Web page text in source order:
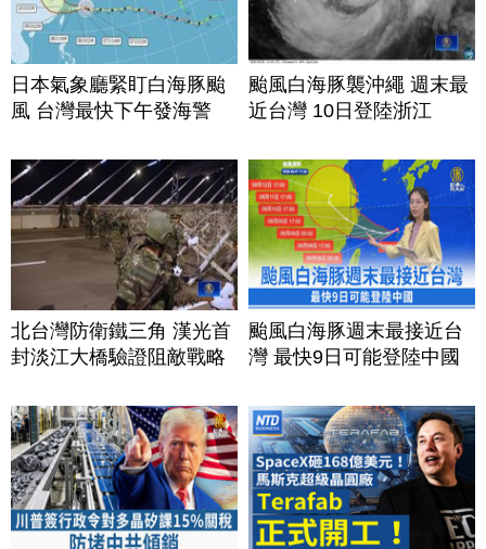
日本氣象廳緊盯白海豚颱
風 台灣最快下午發海警
颱風白海豚襲沖繩 週末最
近台灣 10日登陸浙江
北台灣防衛鐵三角 漢光首
封淡江大橋驗證阻敵戰略
颱風白海豚週末最接近台
灣 最快9日可能登陸中國